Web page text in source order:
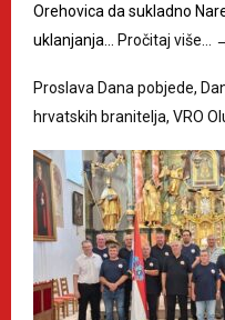
Orehovica da sukladno
uklanjanja…
Pročitaj više…
Proslava Dana pobjede,
hrvatskih branitelja, VRO